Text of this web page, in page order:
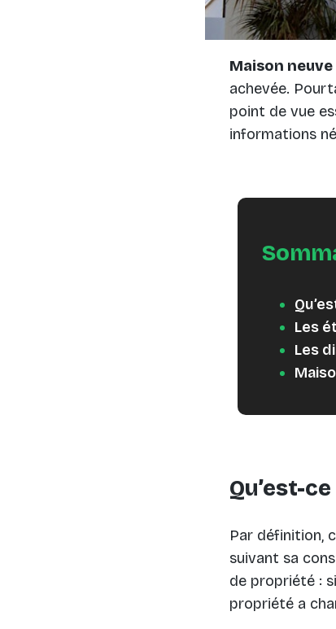
Maison neuve
achevée.
point de vue
informations
Les
Les
Qu’est-
Par définition,
suivant sa
de propriété :
propriété a